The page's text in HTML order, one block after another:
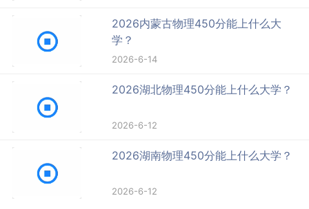
2026内蒙古物理450分能上什么大
学？
2026-6-14
2026湖北物理450分能上什么大学？
2026-6-12
2026湖南物理450分能上什么大学？
2026-6-12